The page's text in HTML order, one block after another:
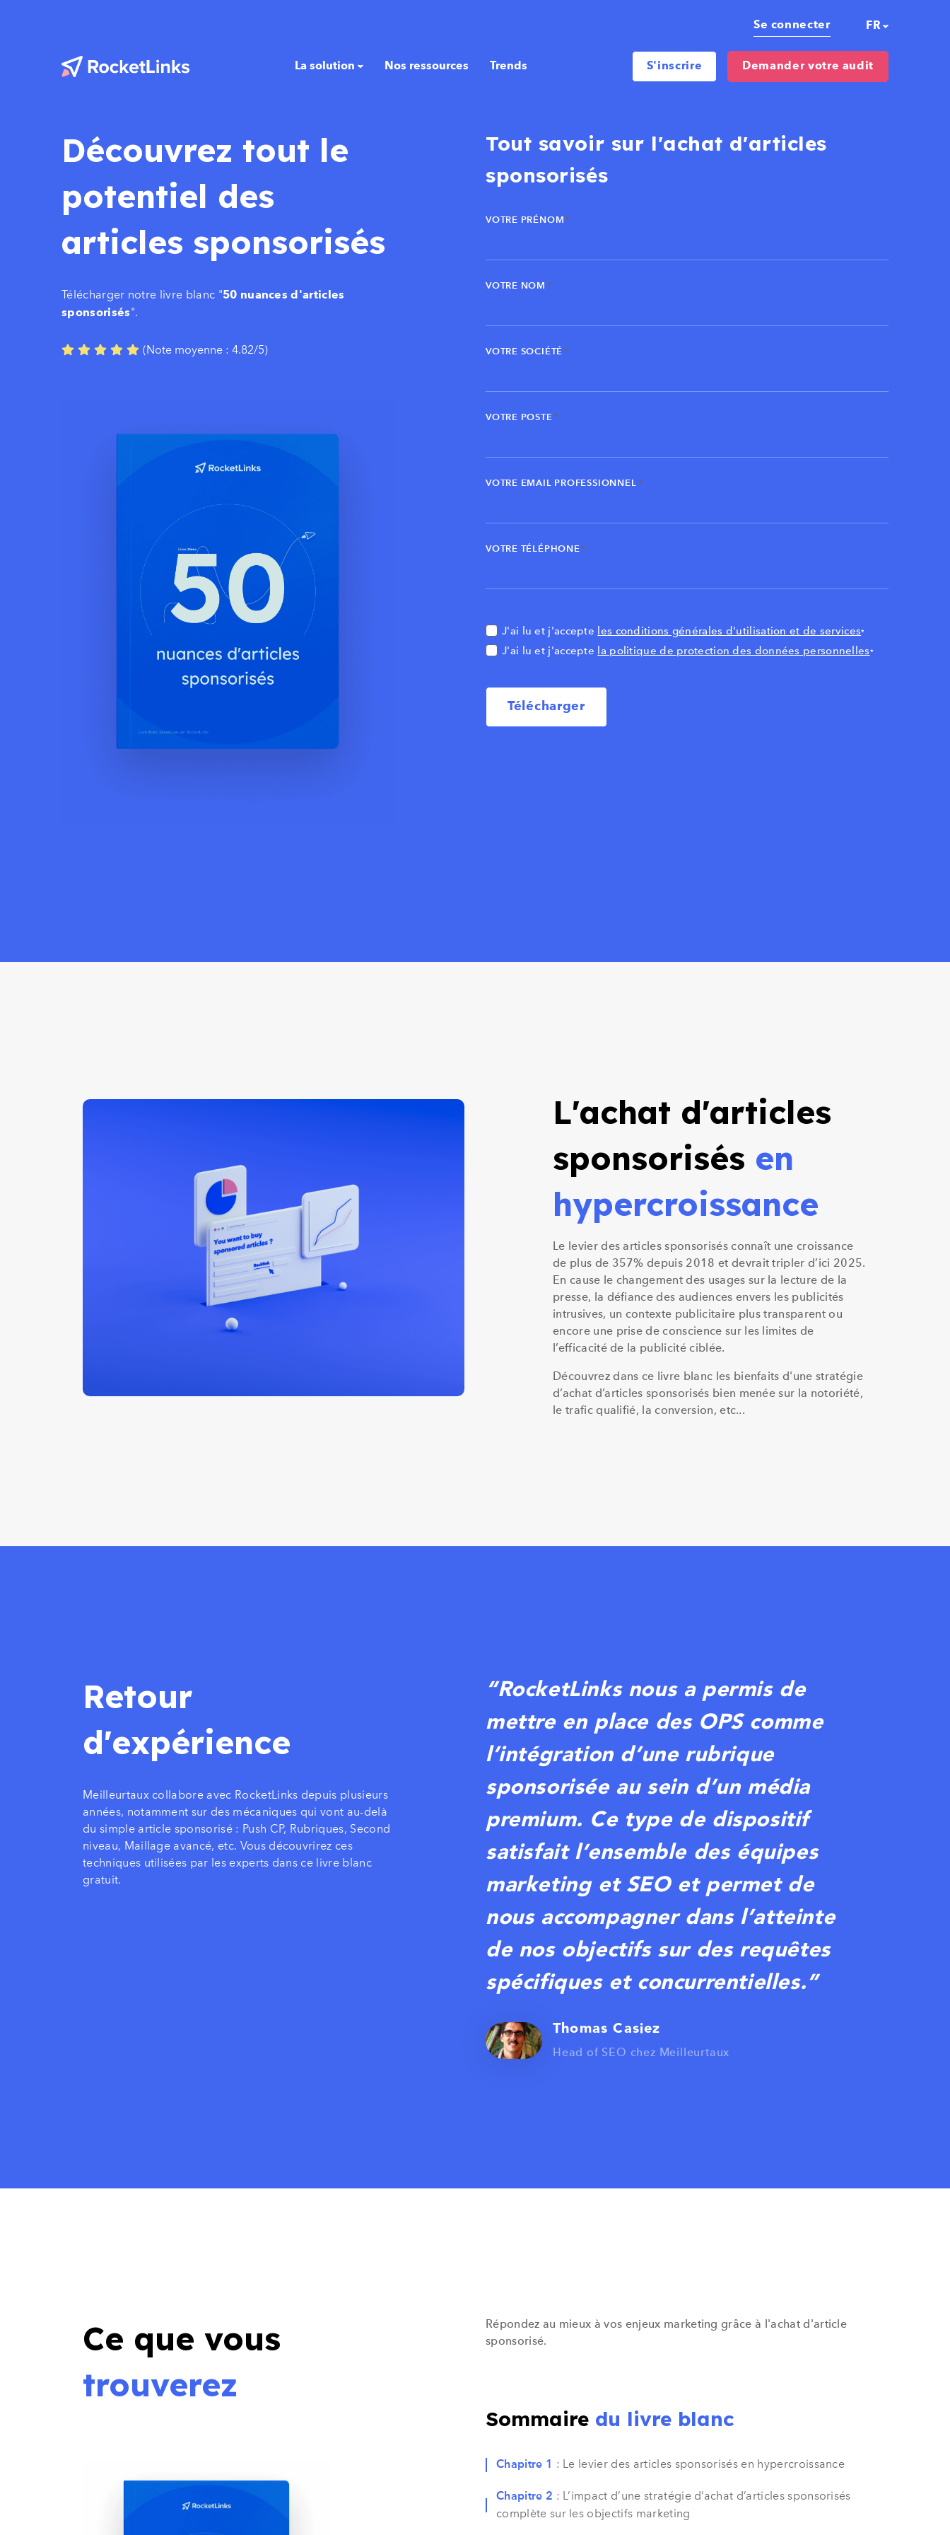
Se connecter
La solution Nos ressources Trends S'inscrire Demander votre audit
Découvrez tout le
potentiel des
articles sponsorisés
Télécharger notre livre blanc "50 nuances d'articles
sponsorisés".
(Note moyenne : 4.82/5)
Tout savoir sur l'achat d'articles
sponsorisés
VOTRE PRÉNOM *
VOTRE NOM *
VOTRE SOCIÉTÉ *
VOTRE POSTE *
VOTRE EMAIL PROFESSIONNEL *
VOTRE TÉLÉPHONE *
J'ai lu et j'accepte les conditions générales d'utilisation et de services*
J'ai lu et j'accepte la politique de protection des données personnelles *
L'achat d'articles
sponsorisés en
hypercroissance
Le levier des articles sponsorisés connaît une croissance
de plus de 357% depuis 2018 et devrait tripler d’ici 2025.
En cause le changement des usages sur la lecture de la
presse, la défiance des audiences envers les publicités
intrusives, un contexte publicitaire plus transparent ou
encore une prise de conscience sur les limites de
l’efficacité de la publicité ciblée.
Découvrez dans ce livre blanc les bienfaits d'une stratégie
d’achat d’articles sponsorisés bien menée sur la notoriété,
le trafic qualifié, la conversion, etc...
Retour
d'expérience
Meilleurtaux collabore avec RocketLinks depuis plusieurs
années, notamment sur des mécaniques qui vont au-delà
du simple article sponsorisé : Push CP, Rubriques, Second
niveau, Maillage avancé, etc. Vous découvrirez ces
techniques utilisées par les experts dans ce livre blanc
gratuit.
“RocketLinks nous a permis de
mettre en place des OPS comme
l’intégration d’une rubrique
sponsorisée au sein d’un média
premium. Ce type de dispositif
satisfait l’ensemble des équipes
marketing et SEO et permet de
nous accompagner dans l’atteinte
de nos objectifs sur des requêtes
spécifiques et concurrentielles.”
Thomas Casiez
Head of SEO chez Meilleurtaux
Ce que vous
trouverez
Répondez au mieux à vos enjeux marketing grâce à l'achat d'article
sponsorisé.
Sommaire du livre blanc
Chapitre 1 : Le levier des articles sponsorisés en hypercroissance
Chapitre 2 : L’impact d’une stratégie d’achat d’articles sponsorisés
complète sur les objectifs marketing